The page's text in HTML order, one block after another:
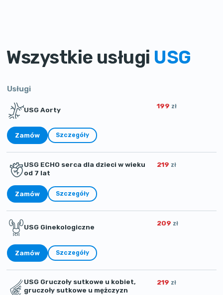
Wszystkie usługi USG
Usługi
USG Aorty 199 zł
Zamów Szczegóły
USG ECHO serca dla dzieci w wieku
od 7 lat
219 zł
Zamów Szczegóły
USG Ginekologiczne 209 zł
Zamów Szczegóły
USG Gruczoły sutkowe u kobiet,
gruczoły sutkowe u mężczyzn
219 zł